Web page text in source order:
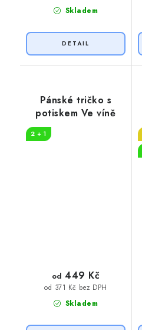
Skladem
Pánské tričko s
potiskem Ve víně
2 + 1
Skladem
od 371 Kč bez DPH
od 449 Kč